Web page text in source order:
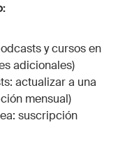
y cursos en
adicionales)
actualizar a una
mensual)
suscripción